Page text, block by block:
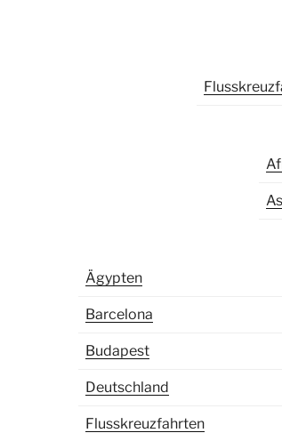
Ägypten
Barcelona
Budapest
Deutschland
Flusskreuzfahrten